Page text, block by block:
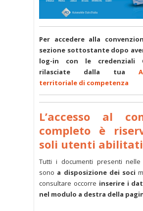
Per accedere alla
sezione sottostante dopo
log-in con le credenziali
rilasciate dalla tua
territoriale di competenza
L’accesso al
completo è
soli utenti
Tutti i documenti presenti nelle
sono a disposizione dei soci
consultare occorre inserire i
nel modulo a destra della